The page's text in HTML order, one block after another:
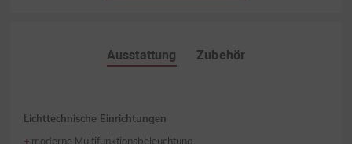
Ausstattung Zubehör
Lichttechnische Einrichtungen
moderne Multifunktionsbeleuchtung